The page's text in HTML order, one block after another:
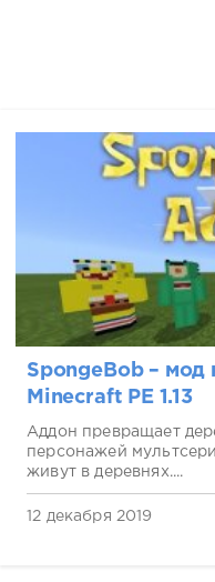
SpongeBob – мод
Minecraft PE 1.13
Аддон превращает
персонажей
живут в деревнях....
12 декабря 2019